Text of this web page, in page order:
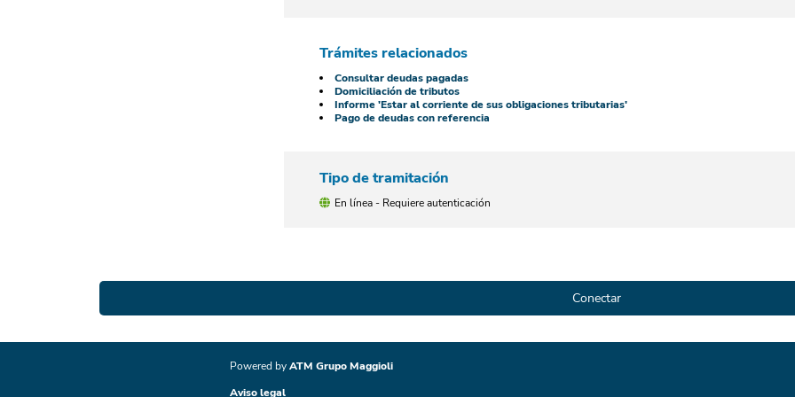
Trámites relacionados
Consultar deudas pagadas
Domiciliación de tributos
Informe 'Estar al corriente de sus obligaciones tributarias'
Pago de deudas con referencia
Tipo de tramitación
En línea - Requiere autenticación
Powered byATM Grupo Maggioli
Aviso legal